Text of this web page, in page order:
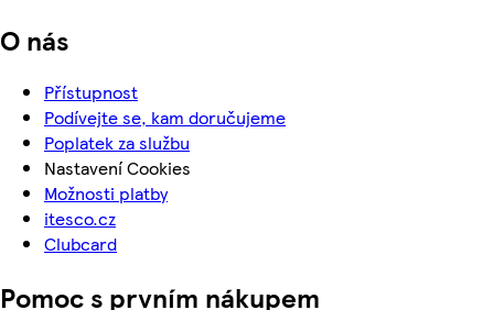
O nás
Přístupnost
Podívejte se, kam doručujeme
Poplatek za službu
Nastavení Cookies
Možnosti platby
itesco.cz
Clubcard
Pomoc s prvním nákupem